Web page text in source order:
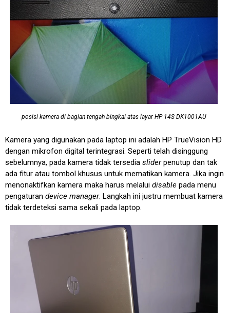
posisi kamera di bagian tengah bingkai atas layar HP 14S DK1001AU
Kamera yang digunakan pada laptop ini adalah HP TrueVision HD
dengan mikrofon digital terintegrasi. Seperti telah disinggung
sebelumnya, pada kamera tidak tersedia sliderpenutup dan tak
ada fitur atau tombol khusus untuk mematikan kamera. Jika ingin
menonaktifkan kamera maka harus melalui disable pada menu
pengaturan device manager. Langkah ini justru membuat kamera
tidak terdeteksi sama sekali pada laptop.